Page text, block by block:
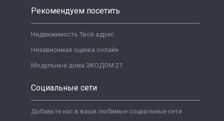
Рекомендуем посетить
Недвижимость Твой адрес
Независимая оценка онлайн
Модульные дома ЭКОДОМ 21
Социальные сети
Добавьте нас в ваши любимые социальные сети